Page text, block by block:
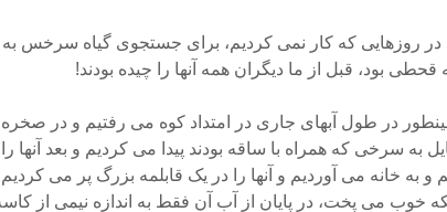
روزهایی که کار نمی کردیم، برای جستجوی گیاه سرخس به
قحطی بود، قبل از ما دیگران همه آنها را چیده بودند!
در طول آبهای جاری در امتداد کوه می رفتیم و در
به سرخی که همراه با ساقه بودند پیدا می کردیم و بعد آنها
و به خانه می آوردیم و آنها را در یک قابلمه بزرگ پر می
خوب می پخت، در پایان از آب آن فقط به اندازه نیمی از